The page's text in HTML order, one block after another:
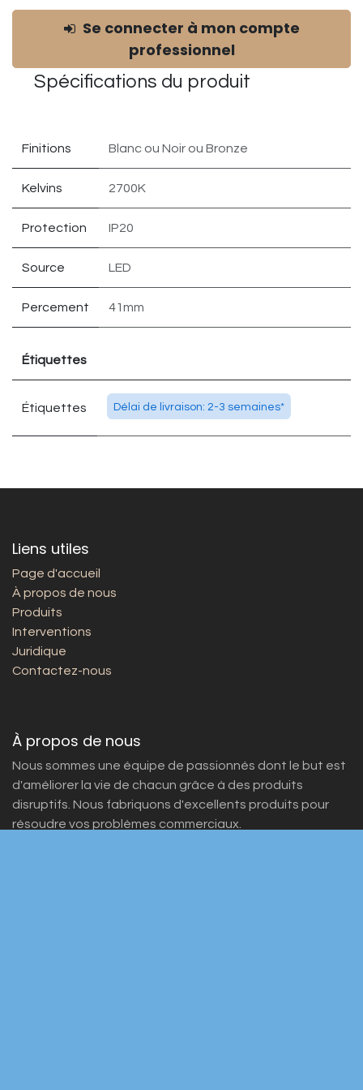
Se connecter à mon compte
professionnel
Spécifications du produit
Finitions Blanc ou Noir ou Bronze
Kelvins 2700K
Protection IP20
Source LED
Percement 41mm
Étiquettes
Étiquettes Délai de livraison: 2-3 semaines*
Liens utiles
Page d'accueil
À propos de nous
Produits
Interventions
Juridique
Contactez-nous
À propos de nous
Nous sommes une équipe de passionnés dont le but est
d'améliorer la vie de chacun grâce à des produits
disruptifs. Nous fabriquons d'excellents produits pour
résoudre vos problèmes commerciaux.